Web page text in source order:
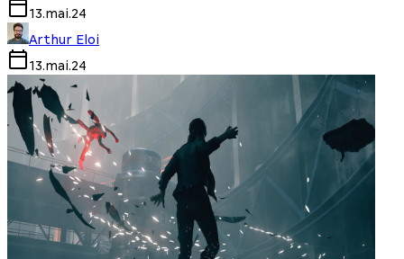
13.mai.24
Arthur Eloi
13.mai.24